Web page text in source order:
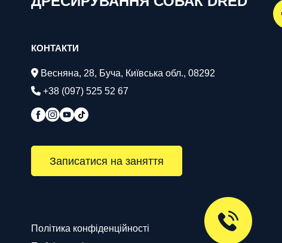
КОНТАКТИ
Весняна, 28, Буча, Київська обл., 08292
+38 (097) 525 52 67
Записатися на заняття
Політика конфіденційності